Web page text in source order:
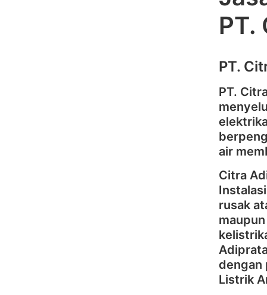
PT.
PT.
PT.
air
Citra
rusak
dengan
Listrik